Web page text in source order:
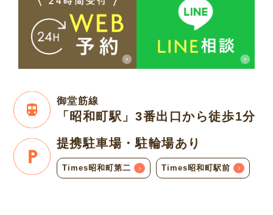
御堂筋線
「昭和町駅」3番出口から徒歩1分
提携駐車場・駐輪場あり
Times昭和町第二 Times昭和町駅前